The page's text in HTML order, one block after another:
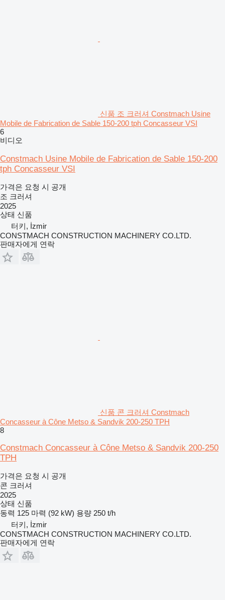
신품 조 크러셔 Constmach Usine
Mobile de Fabrication de Sable 150-200 tph Concasseur VSI
6
비디오
Constmach Usine Mobile de Fabrication de Sable 150-200
tph Concasseur VSI
가격은 요청 시 공개
조 크러셔
2025
상태 신품
터키, İzmir
CONSTMACH CONSTRUCTION MACHINERY CO.LTD.
판매자에게 연락
신품 콘 크러셔 Constmach
Concasseur à Cône Metso & Sandvik 200-250 TPH
8
Constmach Concasseur à Cône Metso & Sandvik 200-250
TPH
가격은 요청 시 공개
콘 크러셔
2025
상태 신품
동력 125 마력 (92 kW) 용량 250 t/h
터키, İzmir
CONSTMACH CONSTRUCTION MACHINERY CO.LTD.
판매자에게 연락